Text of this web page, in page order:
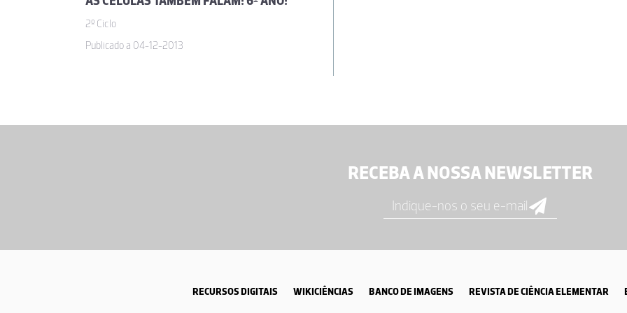
2º Ciclo
Publicado a 04-12-2013
RECEBA A NOSSA NEWSLETTER
RECURSOS DIGITAIS WIKICIÊNCIAS BANCO DE IMAGENS REVISTA DE CIÊNCIA ELEMENTAR